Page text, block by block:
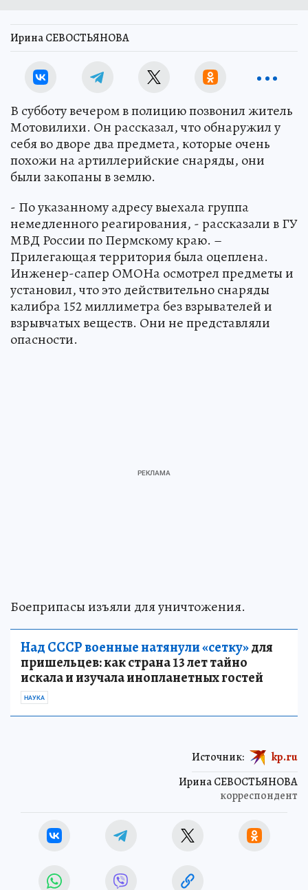
Ирина СЕВОСТЬЯНОВА
В субботу вечером в полицию позвонил житель
Мотовилихи. Он рассказал, что обнаружил у
себя во дворе два предмета, которые очень
похожи на артиллерийские снаряды, они
были закопаны в землю.
- По указанному адресу выехала группа
немедленного реагирования, - рассказали в ГУ
МВД России по Пермскому краю. –
Прилегающая территория была оцеплена.
Инженер-сапер ОМОНа осмотрел предметы и
установил, что это действительно снаряды
калибра 152 миллиметра без взрывателей и
взрывчатых веществ. Они не представляли
опасности.
Боеприпасы изъяли для уничтожения.
Над СССР военные натянули «сетку»для
пришельцев: как страна 13 лет тайно
искала и изучала инопланетных гостей
НАУКА
Ирина СЕВОСТЬЯНОВА
корреспондент
Источник: kp.ru